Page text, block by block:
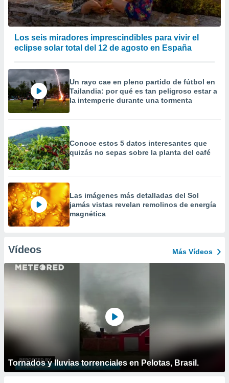
Los seis miradores imprescindibles para vivir el
eclipse solar total del 12 de agosto en España
Un rayo cae en pleno partido de fútbol en
Tailandia: por qué es tan peligroso estar a
la intemperie durante una tormenta
Conoce estos 5 datos interesantes que
quizás no sepas sobre la planta del café
Las imágenes más detalladas del Sol
jamás vistas revelan remolinos de energía
magnética
Vídeos Más Vídeos
Tornados y lluvias torrenciales en Pelotas, Brasil.